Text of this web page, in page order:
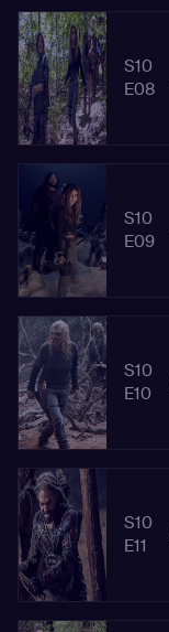
S10
E08
S10
E09
S10
E10
S10
E11